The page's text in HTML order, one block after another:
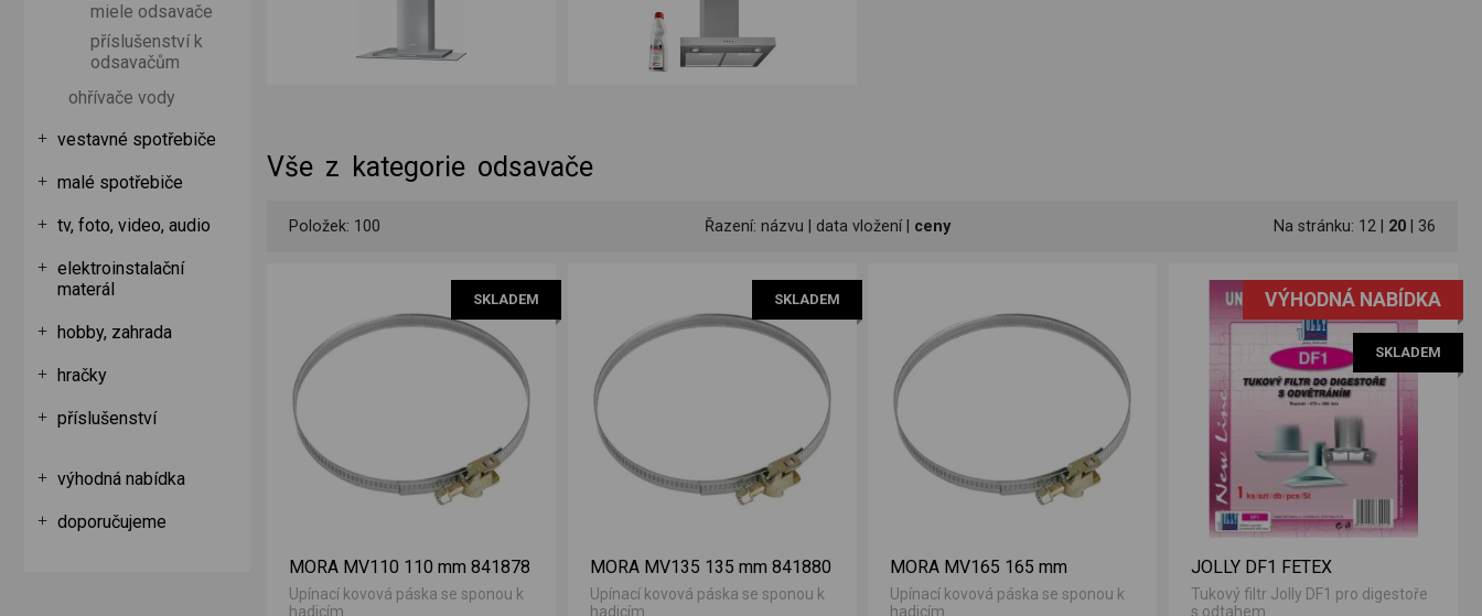
Vše z kategorie odsavače
Položek: 100 Řazení: názvu data vložení| ceny Na stránku: 12 20 36
SKLADEM
MORA MV110 110 mm 841878
Upínací kovová páska se sponou k
hadicím.
SKLADEM
MORA MV135 135 mm 841880
Upínací kovová páska se sponou k
hadicím.
MORA MV165 165 mm
Upínací kovová páska se sponou k
hadicím.
VÝHODNÁ NABÍDKA
SKLADEM
JOLLY DF1 FETEX
Tukový filtr Jolly DF1 pro digestoře
s odtahem.
miele odsavače
příslušenství k
odsavačům
ohřívače vody
vestavné spotřebiče
malé spotřebiče
tv, foto, video, audio
elektroinstalační
materál
hobby, zahrada
hračky
příslušenství
výhodná nabídka
doporučujeme